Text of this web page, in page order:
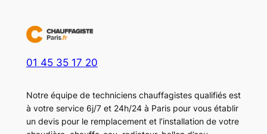
01 45 35 17 20
Notre équipe de techniciens chauffagistes qualifiés est
à votre service 6j/7 et 24h/24 à Paris pour vous établir
un devis pour le remplacement et l’installation de votre